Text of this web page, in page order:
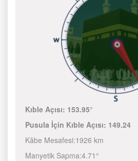
Kıble Açısı: 153.95°
Pusula İçin Kıble Açısı: 149.24
Kâbe Mesafesi:1926 km
Manyetik Sapma:4.71°